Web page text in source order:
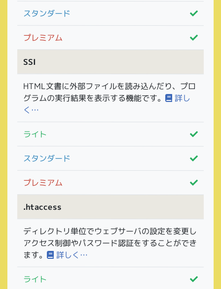
スタンダード
プレミアム
SSI
HTML文書に外部ファイルを読み込んだり、プロ
グラムの実行結果を表示する機能です。 詳し
く…
ライト
スタンダード
プレミアム
.htaccess
ディレクトリ単位でウェブサーバの設定を変更し
アクセス制御やパスワード認証をすることができ
ます。 詳しく…
ライト